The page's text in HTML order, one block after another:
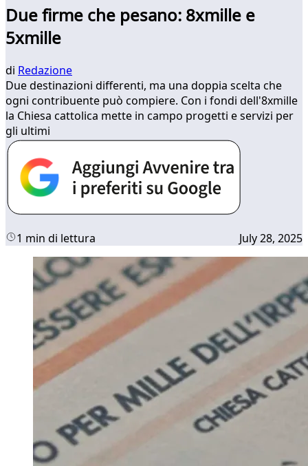
Due firme che pesano: 8xmille e
5xmille
di Redazione
Due destinazioni differenti, ma una doppia scelta che
ogni contribuente può compiere. Con i fondi dell'8xmille
la Chiesa cattolica mette in campo progetti e servizi per
gli ultimi
1 min di lettura July 28, 2025